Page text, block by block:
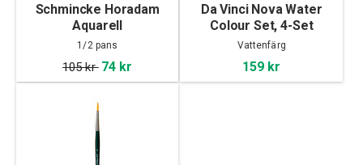
Schmincke Horadam
Aquarell
Supergranulating 1/2
pans
1/2 pans
105 kr 74 kr
Da Vinci Nova Water
Colour Set, 4-Set
Vattenfärg
159 kr